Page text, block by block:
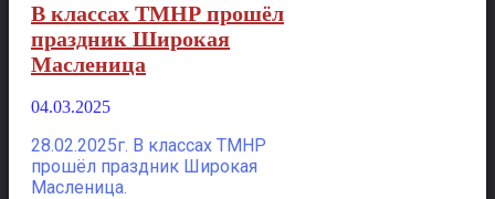
В классах ТМНР прошёл
праздник Широкая
Масленица
04.03.2025
28.02.2025г. В классах ТМНР
прошёл праздник Широкая
Масленица.